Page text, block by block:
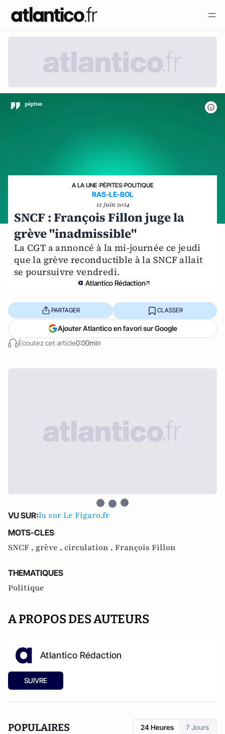
A LA UNE›PÉPITES›POLITIQUE
RAS-LE-BOL
12 juin 2014
SNCF : François Fillon juge la
grève "inadmissible"
La CGT a annoncé à la mi-journée ce jeudi
que la grève reconductible à la SNCF allait
se poursuivre vendredi.
Atlantico Rédaction
Écoutez cet article0:00min
PARTAGER CLASSER
Ajouter Atlantico en favori sur Google
VU SUR:lu sur Le Figaro.fr
MOTS-CLES
SNCF , grève , circulation , François Fillon
THEMATIQUES
Politique
A PROPOS DES AUTEURS
Atlantico Rédaction
SUIVRE
POPULAIRES 24 Heures 7 Jours